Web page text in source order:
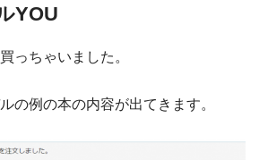
YOU
っちゃいました。
の例の本の内容が出てきます。